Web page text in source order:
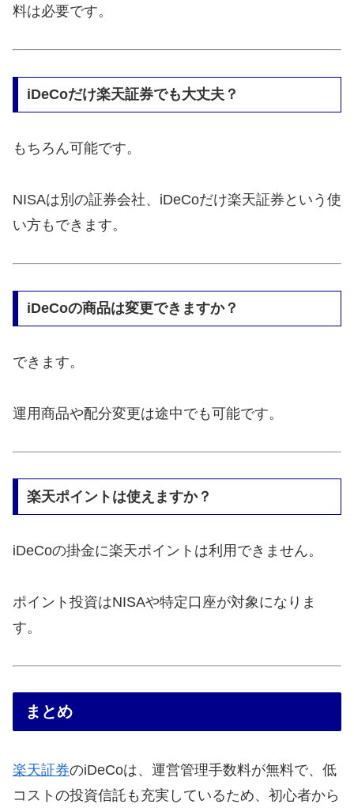
料は必要です。
iDeCoだけ楽天証券でも大丈夫？
もちろん可能です。
NISAは別の証券会社、iDeCoだけ楽天証券という使
い方もできます。
iDeCoの商品は変更できますか？
できます。
運用商品や配分変更は途中でも可能です。
楽天ポイントは使えますか？
iDeCoの掛金に楽天ポイントは利用できません。
ポイント投資はNISAや特定口座が対象になりま
す。
まとめ
楽天証券のiDeCoは、運営管理手数料が無料で、低
コストの投資信託も充実しているため、初心者から